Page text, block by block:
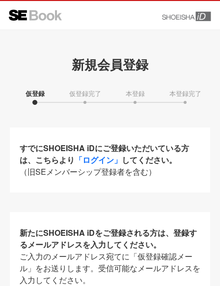
新規会員登録
仮登録 仮登録完了 本登録 本登録完了
すでにSHOEISHA iDにご登録いただいている方
は、こちらより 「ログイン」 してください。
（旧SEメンバーシップ登録者を含む）
新たにSHOEISHA iDをご登録される方は、登録す
るメールアドレスを入力してください。
ご入力のメールアドレス宛てに「仮登録確認メー
ル」をお送りします。受信可能なメールアドレスを
入力してください。